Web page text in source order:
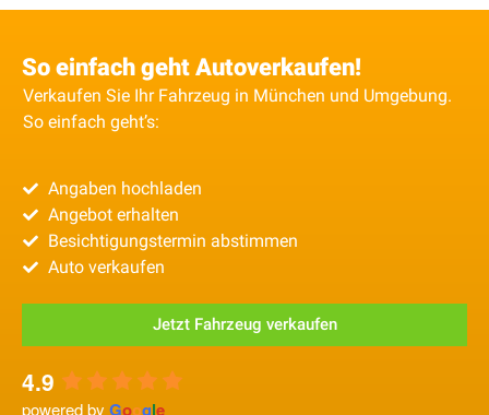
So einfach geht Autoverkaufen!
Verkaufen Sie Ihr Fahrzeug in München und Umgebung.
So einfach geht’s:
Angaben hochladen
Angebot erhalten
Besichtigungstermin abstimmen
Auto verkaufen
Jetzt Fahrzeug verkaufen
4.9
powered by Google